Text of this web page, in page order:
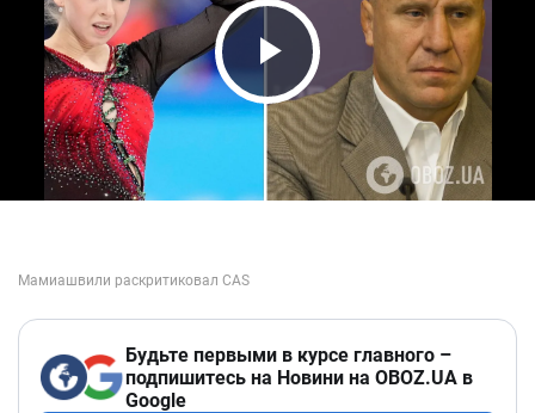
Play Video
Будьте первыми в курсе главного –
подпишитесь на Новини на OBOZ.UA в
Google